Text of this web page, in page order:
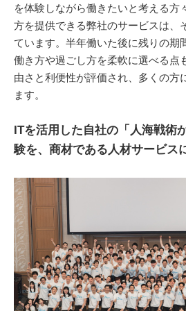
を体験しながら働きたいと考える方
方を提供できる弊社のサービスは、
ています。半年働いた後に残りの期
働き方や過ごし方を柔軟に選べる点
由さと利便性が評価され、多くの方
ます。
ITを活用した自社の「人海戦術
験を、商材である人材サービス